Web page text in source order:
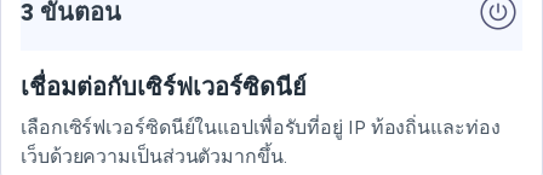
3 ขั้นตอน
เชื่อมต่อกับเซิร์ฟเวอร์ซิดนีย์
เลือกเซิร์ฟเวอร์ซิดนีย์ในแอปเพื่อรับที่อยู่ IP ท้องถิ่นและท่อง
เว็บด้วยความเป็นส่วนตัวมากขึ้น.